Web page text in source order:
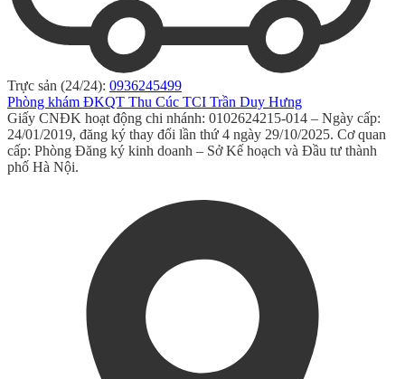
Trực sản (24/24): 0936245499
Phòng khám ĐKQT Thu Cúc TCI Trần Duy Hưng
Giấy CNĐK hoạt động chi nhánh: 0102624215-014 – Ngày cấp:
24/01/2019, đăng ký thay đổi lần thứ 4 ngày 29/10/2025. Cơ quan
cấp: Phòng Đăng ký kinh doanh – Sở Kế hoạch và Đầu tư thành
phố Hà Nội.